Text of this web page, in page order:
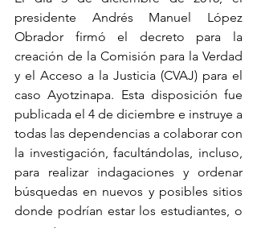
presidente Andrés Manuel López
Obrador firmó el decreto para la
creación de la Comisión para la Verdad
y el Acceso a la Justicia (CVAJ) para el
caso Ayotzinapa. Esta disposición fue
publicada el 4 de diciembre e instruye a
todas las dependencias a colaborar con
la investigación, facultándolas, incluso,
para realizar indagaciones y ordenar
búsquedas en nuevos y posibles sitios
donde podrían estar los estudiantes, o